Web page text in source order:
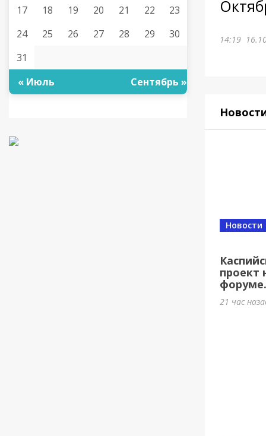
17
18 19 20 21 22
23
24
25 26 27 28 29
30
31
« Июль
Сентябрь »
14:19
проект
форуме.
Новости
21 час